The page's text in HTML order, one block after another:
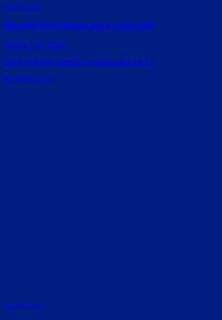
Rate this post
Kinh nghiệm lên kịch bản quay phim lễ cầu hôn chi tiết
Tháng 3 26, 2026
Danh mụcÁnh sángBố cụcMàu sắcCảm [...]
Đã kiểm duyệt
Rate this post